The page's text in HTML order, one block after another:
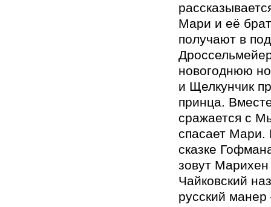
Мари и её
получают в
новогоднюю
и Щелкунчик
принца.
сражается с
спасает Мари.
сказке
зовут
Чайковский
русский